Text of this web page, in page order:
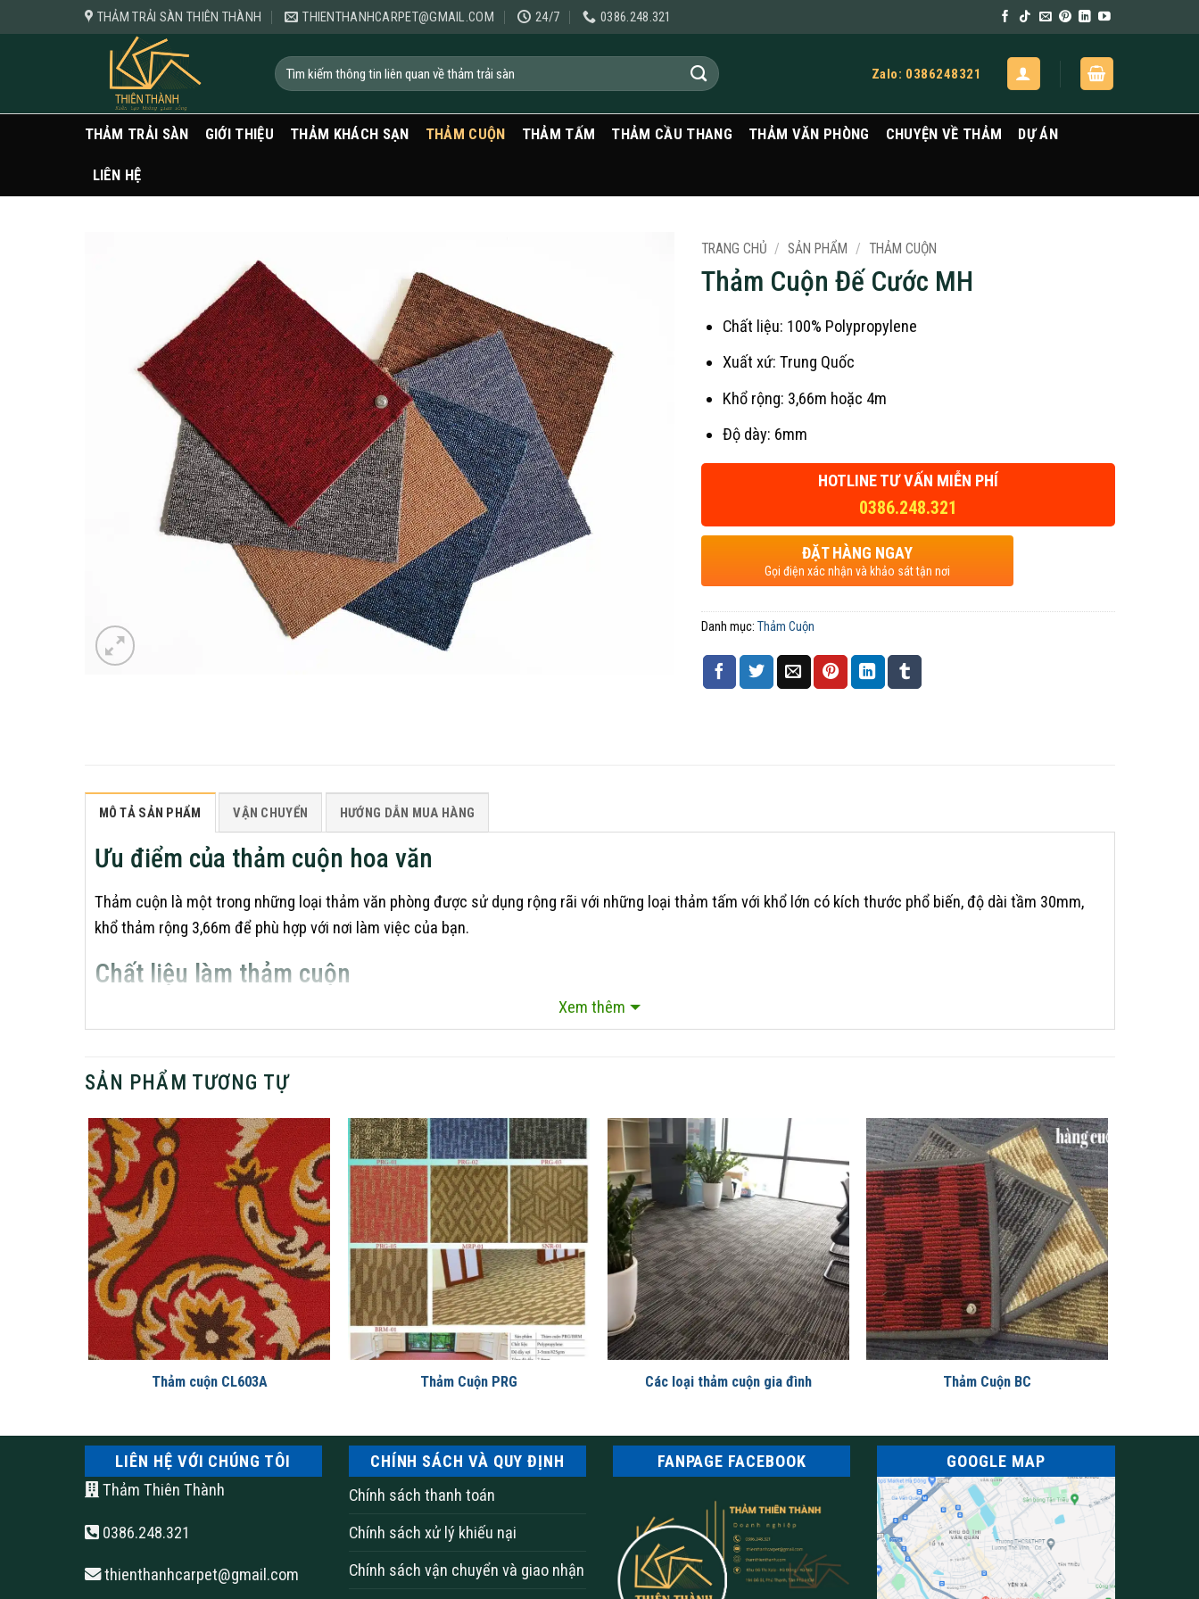
qua
THẢM TRẢI SÀN THIÊN THÀNH THIENTHANHCARPET@GMAIL.COM 24/7 0386.248.321
Tìm
kiếm:
Zalo: 0386248321
THẢM TRẢI SÀN GIỚI THIỆU THẢM KHÁCH SẠN THẢM CUỘN THẢM TẤM THẢM CẦU THANG THẢM VĂN PHÒNG CHUYỆN VỀ THẢM DỰ ÁN
LIÊN HỆ
TRANG CHỦ / SẢN PHẨM / THẢM CUỘN
Thảm Cuộn Đế Cước MH
Chất liệu: 100% Polypropylene
Xuất xứ: Trung Quốc
Khổ rộng: 3,66m hoặc 4m
Độ dày: 6mm
HOTLINE TƯ VẤN MIỄN PHÍ
0386.248.321
ĐẶT HÀNG NGAY
Gọi điện xác nhận và khảo sát tận nơi
Danh mục: Thảm Cuộn
MÔ TẢ SẢN PHẨM VẬN CHUYỂN HƯỚNG DẪN MUA HÀNG
Ưu điểm của thảm cuộn hoa văn
Thảm cuộn là một trong những loại thảm văn phòng được sử dụng rộng rãi với những loại thảm tấm với khổ lớn có kích thước phổ biến, độ dài tầm 30mm,
khổ thảm rộng 3,66m để phù hợp với nơi làm việc của bạn.
Chất liệu làm thảm cuộn
Thảm cuộn là sản phẩm từ chất liệu chính là nhựa PVC và 100% PP. Những loại thảm cuộn thường có độ dày từ 5,5mm -7mm sẽ giúp bạn tạo được chất
tấm thảm ghép hoặc thảm lông cừu. Bên cạnh đó thảm cuộn còn có khả năng bị chống sờn, bung sợi thảm vì thế chúng ta cần phải cẩn thận khi lựa chọn
thảm. Ngoài ra, thảm cuộn còn có mẫu mã, hoa văn đa dạng thích hợp với từng không gian văn phòng
Xem thêm
SẢN PHẨM TƯƠNG TỰ
Thảm cuộn CL603A Thảm Cuộn PRG Các loại thảm cuộn gia đình Thảm Cuộn BC
LIÊN HỆ VỚI CHÚNG TÔI
Thảm Thiên Thành
0386.248.321
thienthanhcarpet@gmail.com
CHÍNH SÁCH VÀ QUY ĐỊNH
Chính sách thanh toán
Chính sách xử lý khiếu nại
Chính sách vận chuyển và giao nhận
FANPAGE FACEBOOK GOOGLE MAP